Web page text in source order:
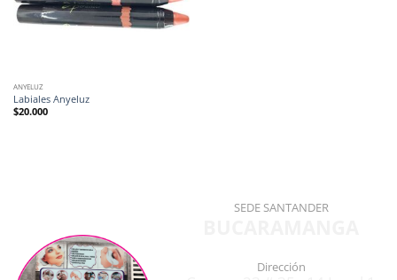
ANYELUZ
Labiales Anyeluz
$20.000
SEDE SANTANDER
Dirección